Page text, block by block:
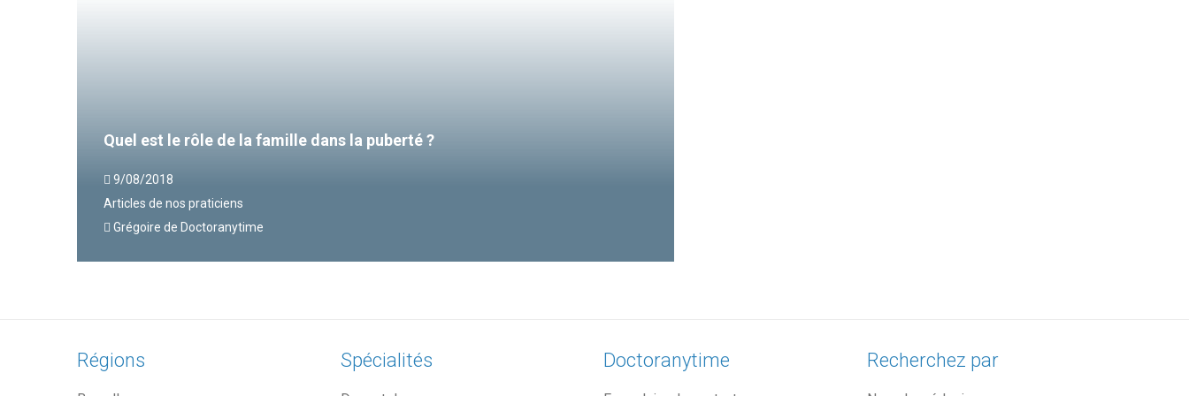
Quel est le rôle de la famille dans la puberté ?
9/08/2018
Articles de nos praticiens
Grégoire de Doctoranytime
Régions Spécialités Doctoranytime Recherchez par